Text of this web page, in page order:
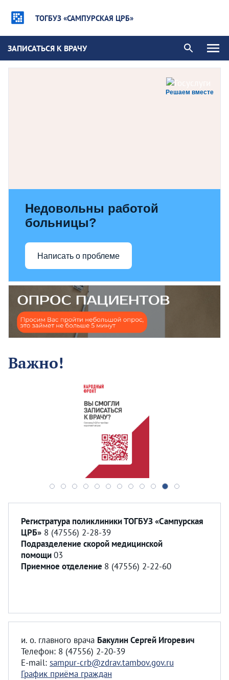
ТОГБУЗ «САМПУРСКАЯ ЦРБ»
ЗАПИСАТЬСЯ К ВРАЧУ
Решаем вместе
Недовольны работой
больницы?
Написать о проблеме
Важно!
Регистратура поликлиники ТОГБУЗ «Сампурская
ЦРБ» 8 (47556) 2-28-39
Подразделение скорой медицинской
помощи03
Приемное отделение 8 (47556) 2-22-60
и. о. главного врача Бакулин Сергей Игоревич
Телефон: 8 (47556) 2-20-39
E-mail: sampur-crb@zdrav.tambov.gov.ru
График приёма граждан